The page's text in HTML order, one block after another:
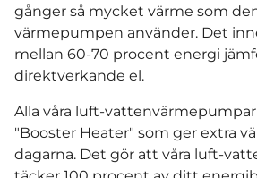
gånger så mycket värme som
värmepumpen använder. Det
mellan 60-70 procent energi
direktverkande el.
Alla våra luft-
"Booster Heater" som ger extra
dagarna. Det gör att våra luft-